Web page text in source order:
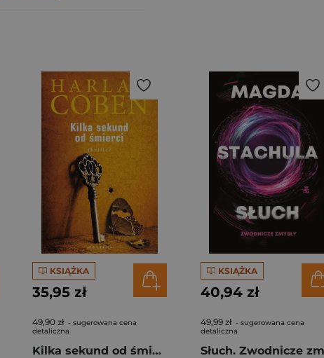
KSIĄŻKA
35,95 zł
49,90 zł - sugerowana cena
detaliczna
Kilka sekund od śmierci
KSIĄŻKA
40,94 zł
49,99 zł - sugerowana cena
detaliczna